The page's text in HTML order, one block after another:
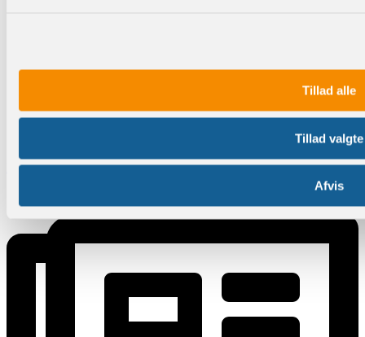
Tillad alle
Tillad valgte
Afvis
Log ind